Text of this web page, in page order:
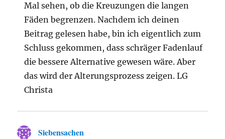
Mal sehen, ob die Kreuzungen die langen
Fäden begrenzen. Nachdem ich deinen
Beitrag gelesen habe, bin ich eigentlich zum
Schluss gekommen, dass schräger Fadenlauf
die bessere Alternative gewesen wäre. Aber
das wird der Alterungsprozess zeigen. LG
Christa
Siebensachen